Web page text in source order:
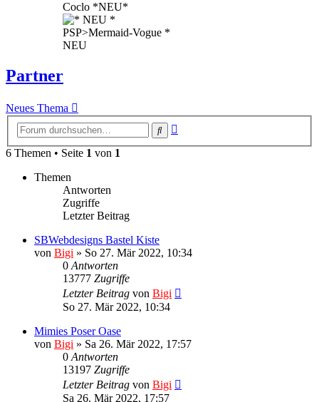
Partner
Neues Thema
Suche
6 Themen • Seite 1 von 1
Themen
Antworten
Zugriffe
Letzter Beitrag
SBWebdesigns Bastel Kiste
von Bigi » So 27. Mär 2022, 10:34
0 Antworten
13777 Zugriffe
Letzter Beitrag von Bigi
So 27. Mär 2022, 10:34
Mimies Poser Oase
von Bigi » Sa 26. Mär 2022, 17:57
0 Antworten
13197 Zugriffe
Letzter Beitrag von Bigi
Sa 26. Mär 2022, 17:57